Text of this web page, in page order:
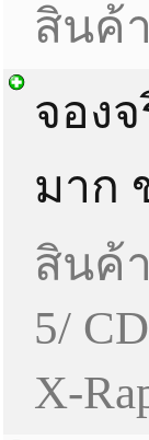
สินค้
จอง
มาก
สินค้
5/
X-